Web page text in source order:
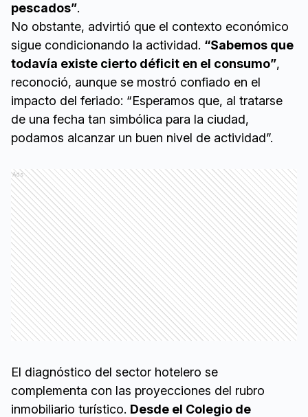
pescados”.
No obstante, advirtió que el contexto económico
sigue condicionando la actividad. “Sabemos que
todavía existe cierto déficit en el consumo”,
reconoció, aunque se mostró confiado en el
impacto del feriado: “Esperamos que, al tratarse
de una fecha tan simbólica para la ciudad,
podamos alcanzar un buen nivel de actividad”.
Ads
El diagnóstico del sector hotelero se
complementa con las proyecciones del rubro
inmobiliario turístico. Desde el Colegio de